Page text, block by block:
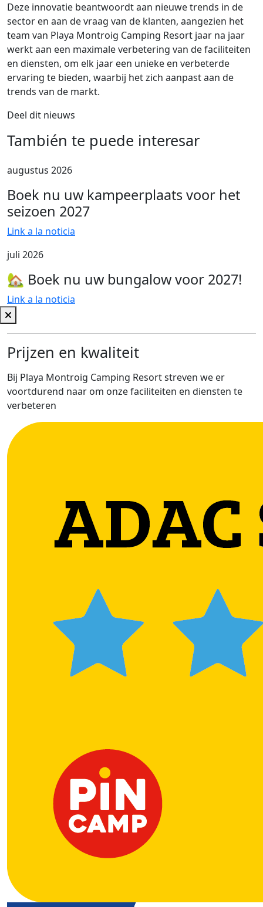
Deze innovatie beantwoordt aan nieuwe trends in de
sector en aan de vraag van de klanten, aangezien het
team van Playa Montroig Camping Resort jaar na jaar
werkt aan een maximale verbetering van de faciliteiten
en diensten, om elk jaar een unieke en verbeterde
ervaring te bieden, waarbij het zich aanpast aan de
trends van de markt.
Deel dit nieuws
También te puede interesar
augustus 2026
Boek nu uw kampeerplaats voor het
seizoen 2027
Link a la noticia
juli 2026
🏡 Boek nu uw bungalow voor 2027!
Link a la noticia
Prijzen en kwaliteit
Bij Playa Montroig Camping Resort streven we er
voortdurend naar om onze faciliteiten en diensten te
verbeteren